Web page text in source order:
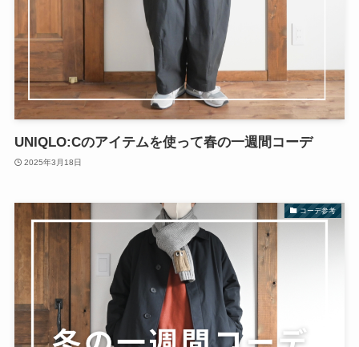
UNIQLO:Cのアイテムを使って春の一週間コーデ
2025年3月18日
コーデ参考